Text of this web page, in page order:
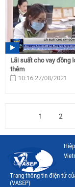
Lãi suất cho vay đồng
thêm
10:16 27/08/2021
1 2
Trang thông tin điện tử
(VASEP)